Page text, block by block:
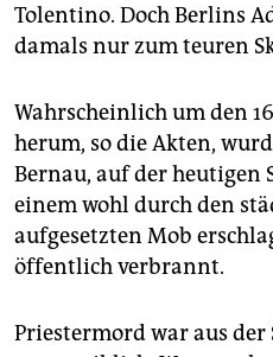
Tolentino. Doch Berlins
damals nur zum teuren
Wahrscheinlich um den
herum, so die Akten,
Bernau, auf der heutigen
einem wohl durch den
aufgesetzten Mob
öffentlich verbrannt.
Priestermord war aus der